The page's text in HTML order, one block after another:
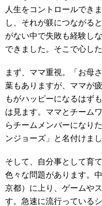
人生をコントロールでき
し、それが躾につながる
がない中で失敗も経験し
できました。そこで心し
まず、ママ重視。「お母
葉もありますが、ママが
もがハッピーになるはず
は見ます。ママとチーム
らチームメンバーになり
ンジョーズ」と名付けまし
そして、自分事として育
色々な問題があります。
京都）に上り、ゲームや
す。急速に流行っている